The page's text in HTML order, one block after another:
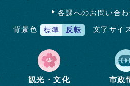
各課へのお問い合わ
背景色 標準 反転 文字サイ
観光・文化 市政